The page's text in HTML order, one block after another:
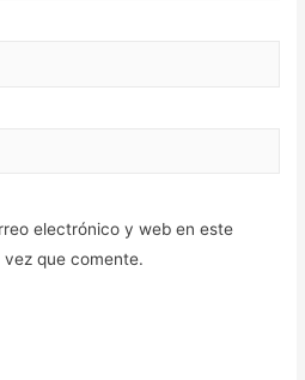
electrónico y web en este
que comente.